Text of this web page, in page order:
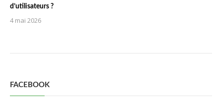
d’utilisateurs ?
4 mai 2026
FACEBOOK